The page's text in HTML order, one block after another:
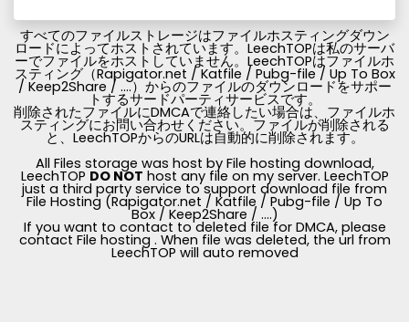
すべてのファイルストレージはファイルホスティングダウン
ロードによってホストされています。LeechTOPは私のサーバ
ーでファイルをホストしていません。LeechTOPはファイルホ
スティング（Rapigator.net / Katfile / Pubg-file / Up To Box
/ Keep2Share / ....）からのファイルのダウンロードをサポー
トするサードパーティサービスです。
削除されたファイルにDMCAで連絡したい場合は、ファイルホ
スティングにお問い合わせください。ファイルが削除される
と、LeechTOPからのURLは自動的に削除されます。
All Files storage was host by File hosting download,
LeechTOP DO NOT host any file on my server. LeechTOP
just a third party service to support download file from
File Hosting (Rapigator.net / Katfile / Pubg-file / Up To
Box / Keep2Share / ....)
If you want to contact to deleted file for DMCA, please
contact File hosting . When file was deleted, the url from
LeechTOP will auto removed